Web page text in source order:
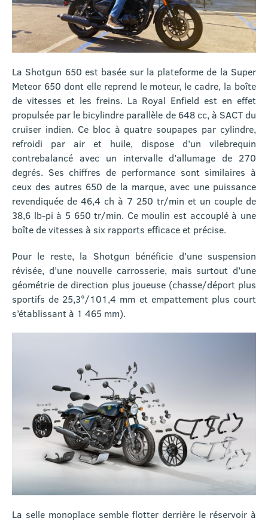
La Shotgun 650 est basée sur la plateforme de la Super
Meteor 650 dont elle reprend le moteur, le cadre, la boîte
de vitesses et les freins. La Royal Enfield est en effet
propulsée par le bicylindre parallèle de 648 cc, à SACT du
cruiser indien. Ce bloc à quatre soupapes par cylindre,
refroidi par air et huile, dispose d’un vilebrequin
contrebalancé avec un intervalle d’allumage de 270
degrés. Ses chiffres de performance sont similaires à
ceux des autres 650 de la marque, avec une puissance
revendiquée de 46,4 ch à 7 250 tr/min et un couple de
38,6 lb-pi à 5 650 tr/min. Ce moulin est accouplé à une
boîte de vitesses à six rapports efficace et précise.
Pour le reste, la Shotgun bénéficie d’une suspension
révisée, d’une nouvelle carrosserie, mais surtout d’une
géométrie de direction plus joueuse (chasse/déport plus
sportifs de 25,3°/101,4 mm et empattement plus court
s’établissant à 1 465 mm).
La selle monoplace semble flotter derrière le réservoir à